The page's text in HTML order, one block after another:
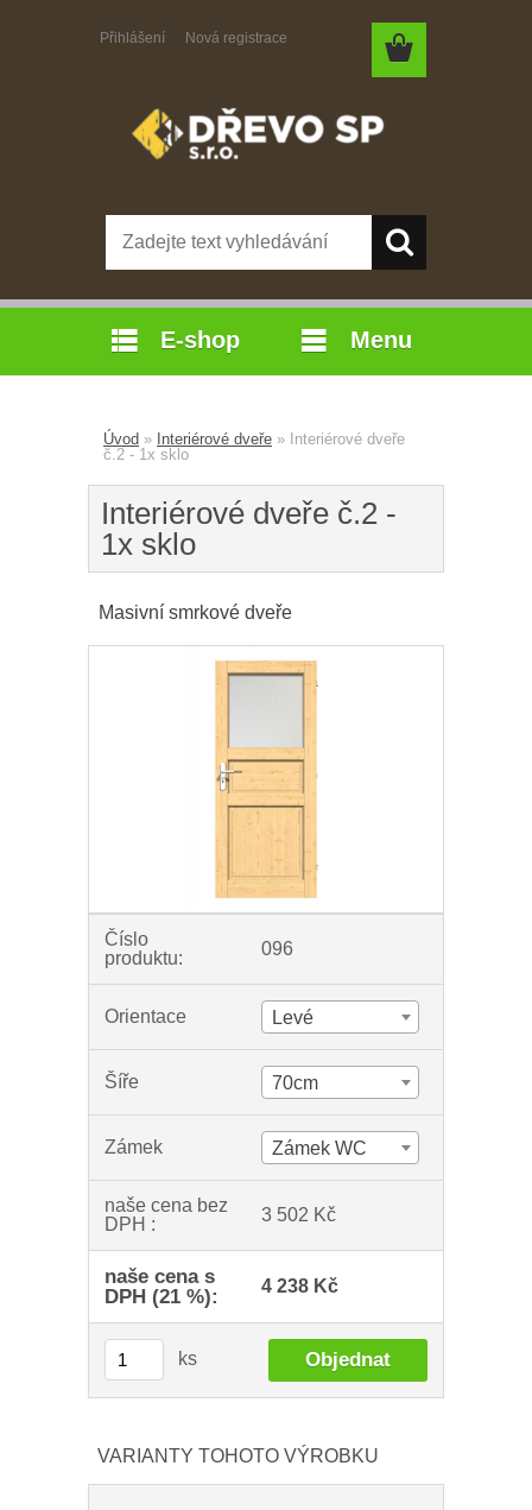
Přihlášení Nová registrace
E-shop Menu
Úvod » Interiérové dveře » Interiérové dveře
č.2 - 1x sklo
Interiérové dveře č.2 -
1x sklo
Masivní smrkové dveře
Číslo
produktu:
096
Orientace Levé
Šíře 70cm
Zámek Zámek WC
naše cena bez
DPH :
3 502 Kč
naše cena s
DPH (21 %):
4 238 Kč
ks
VARIANTY TOHOTO VÝROBKU